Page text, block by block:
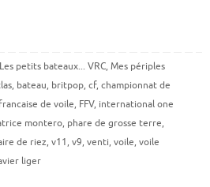
Les petits bateaux... VRC, Mes périples
, bateau, britpop, cf, championnat de
de voile, FFV, international one
montero, phare de grosse terre,
de riez, v11, v9, venti, voile, voile
liger